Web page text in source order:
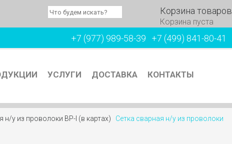
Корзина товаров
Корзина пуста
+7 (977) 989-58-39 +7 (499) 841-80-41
УСЛУГИ ДОСТАВКА КОНТАКТЫ
н/у из проволоки ВР-I (в картах)
Сетка сварная н/у из проволоки